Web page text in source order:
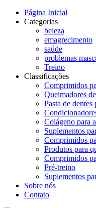
Página Inicial
Categorias
beleza
emagrecimento
saúde
problemas
Treino
Classificações
Comprimidos
Queimadores
Pasta de dentes
Colágeno para
Suplementos
Comprimidos
Produtos para
Comprimidos
Pré-treino
Suplementos
Sobre nós
Contato